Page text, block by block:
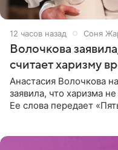
12 часов назад Соня
Волочкова
считает харизму
Анастасия Волочкова
заявила, что харизма
Ее слова передает